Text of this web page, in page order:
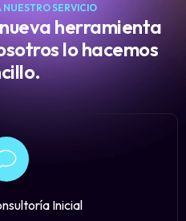
SERVICIO
herramienta
lo hacemos
Inicial